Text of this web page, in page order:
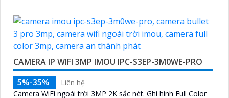
CAMERA IP WIFI 3MP IMOU IPC-S3EP-3M0WE-PRO
5%-35%
Liên hệ
Camera WiFi ngoài trời 3MP 2K sắc nét. Ghi hình Full Color